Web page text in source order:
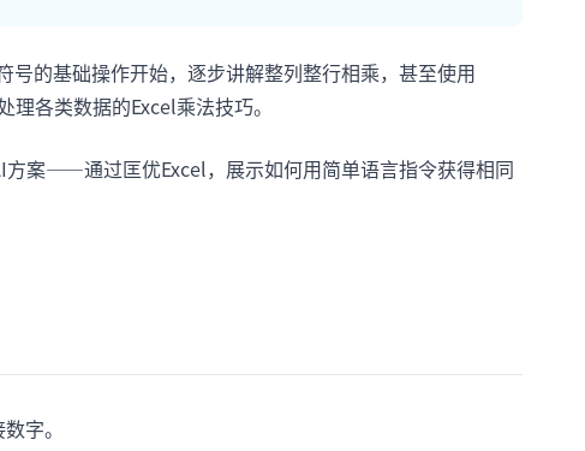
号的基础操作开始，逐步讲解整列整行相乘，甚至使用
各类数据的Excel乘法技巧。
案——通过匡优Excel，展示如何用简单语言指令获得相同
字。